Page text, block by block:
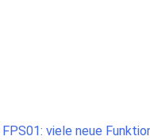
viele neue